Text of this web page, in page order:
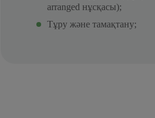
arranged нұсқасы);
Тұру және тамақтану;